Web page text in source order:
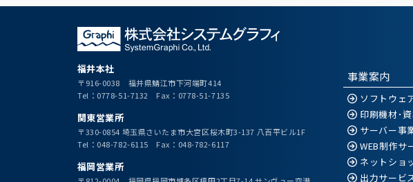
福井本社
〒916-0038 福井県鯖江市下河端町414
Tel：0778-51-7132 Fax：0778-51-7135
関東営業所
〒330-0854 埼玉県さいたま市大宮区桜木町3-137 八百平ビル1F
Tel：048-782-6115 Fax：048-782-6117
福岡営業所
事業案内
ソフトウェ
印刷機材･
サーバー事
WEB制作サ
ネットショ
出力サービ